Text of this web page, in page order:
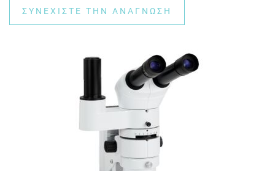
ΣΥΝΕΧΊΣΤΕ ΤΗΝ ΑΝΆΓΝΩΣΗ